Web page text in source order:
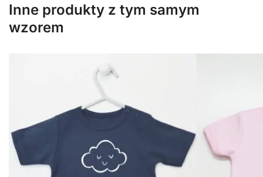
Inne produkty z tym samym
wzorem